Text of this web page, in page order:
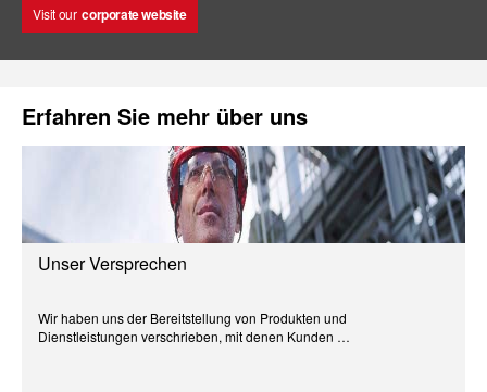
Visit our corporate website
Erfahren Sie mehr über uns
Unser Versprechen
Wir haben uns der Bereitstellung von Produkten und
Dienstleistungen verschrieben, mit denen Kunden …